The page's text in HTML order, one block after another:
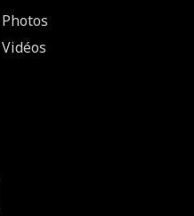
Photos
Vidéos